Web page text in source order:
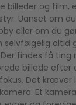
billeder og film,
Uanset om
eller om du
selvfølgelig altid
findes få ting
billede efter
Det kræver
Et